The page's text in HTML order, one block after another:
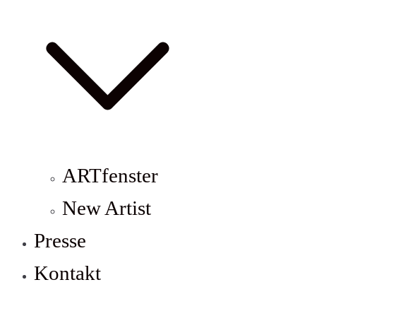
ARTfenster
New Artist
Presse
Kontakt